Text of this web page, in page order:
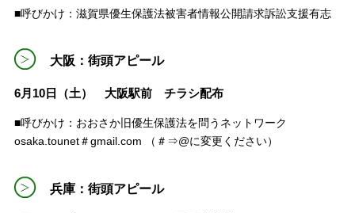
■呼びかけ：滋賀県優生保護法被害者情報公開請求訴訟支援有志
大阪：街頭アピール
6月10日（土） 大阪駅前 チラシ配布
■呼びかけ：おおさか旧優生保護法を問うネットワーク
osaka.tounet＃gmail.com （＃⇒@に変更ください）
兵庫：街頭アピール